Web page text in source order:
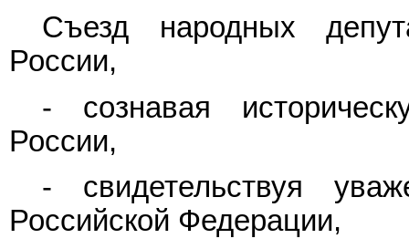
Съезд народных
России,
- сознавая
России,
- свидетельствуя
Российской Федерации,